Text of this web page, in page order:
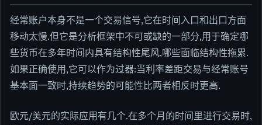
经常账户本身不是一个交易信号,它在时间入口和出口方面
移动太慢.但它是分析框架中不可或缺的一部分,用于确定哪
些货币在多年时间内具有结构性尾风,哪些面临结构性拖累.
如果正确使用,它可以作为过器:当利率差距交易与经常账号
基本面一致时,持续趋势的可能性比两者相反时更高.
欧元/美元的实际应用有几个.在多个月的时间里进行交易时,